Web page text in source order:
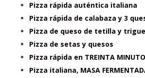
Pizza rápida auténtica italiana
Pizza rápida de calabaza y 3
Pizza de queso de tetilla y
Pizza de setas y quesos
Pizza rápida en TREINTA
Pizza italiana, MASA